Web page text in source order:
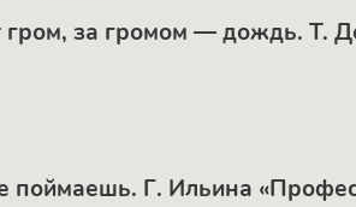
гром, за громом — дождь. Т.
поймаешь. Г. Ильина